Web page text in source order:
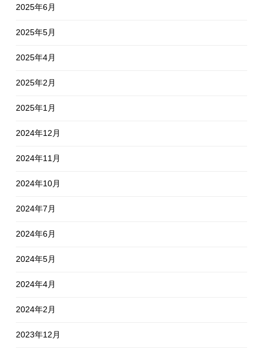
2025年6月
2025年5月
2025年4月
2025年2月
2025年1月
2024年12月
2024年11月
2024年10月
2024年7月
2024年6月
2024年5月
2024年4月
2024年2月
2023年12月